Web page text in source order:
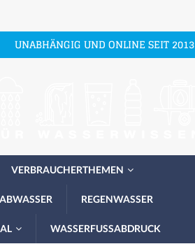
UNABHÄNGIG UND ONLINE SEIT 2013
VERBRAUCHERTHEMEN
ABWASSER REGENWASSER
WASSERFUSSABDRUCK